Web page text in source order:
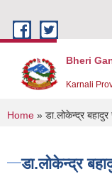
Bheri
Karnali
You are
Home » डा.लोकेन्द्र
डा.लोकेन्द्र